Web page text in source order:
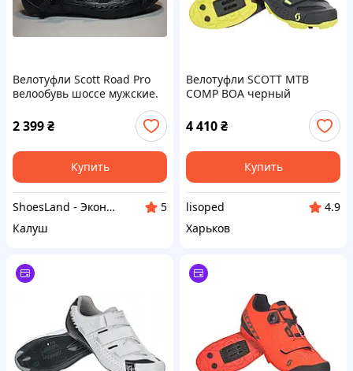
Велотуфли Scott Road Pro
велообувь шоссе мужские.
2 399₴
Купить
ShoesLand - Экономия и качество в каждом шаге
5
Калуш
Велотуфли SCOTT MTB
COMP BOA черный
матовый/ желтый, размер
42
4 410₴
Купить
lisoped
4.9
Харьков